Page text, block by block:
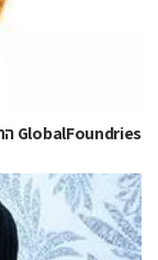
GlobalFoundries החלה בגיוס כוח אדם